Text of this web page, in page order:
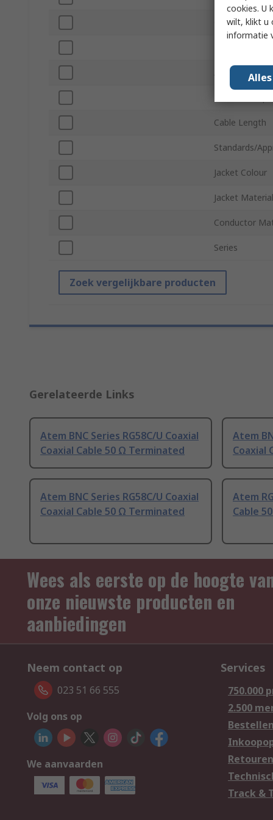
Attenuation
Cable Length
Standards/
Jacket Colour
Jacket Material
Conductor
Series
Zoek vergelijkbare producten
Gerelateerde Links
Atem BNC Series RG58C/U Coaxial
Coaxial Cable 50 Ω Terminated
Atem
Coaxial
Atem BNC Series RG58C/U Coaxial
Coaxial Cable 50 Ω Terminated
Atem
Cable
Wees als eerste op de hoogte
onze nieuwste producten en
aanbiedingen
Neem contact op
023 51 66 555
Volg ons op
We aanvaarden
Services
750.000
2.500
Bestellen
Retouren
Track &
cookies. U
wilt, klikt u
informatie